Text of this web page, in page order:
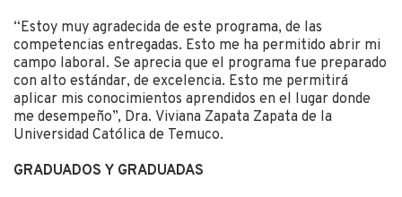
“Estoy muy agradecida de este programa, de las
competencias entregadas. Esto me ha permitido abrir mi
campo laboral. Se aprecia que el programa fue preparado
con alto estándar, de excelencia. Esto me permitirá
aplicar mis conocimientos aprendidos en el lugar donde
me desempeño”, Dra. Viviana Zapata Zapata de la
Universidad Católica de Temuco.
GRADUADOS Y GRADUADAS